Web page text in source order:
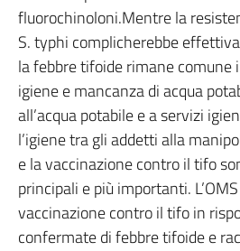
fluorochinoloni.Mentre la
S. typhi complicherebbe
la febbre tifoide rimane comune
igiene e mancanza di acqua
all’acqua potabile e a servizi
l’igiene tra gli addetti alla
e la vaccinazione contro il tifo
principali e più importanti.
vaccinazione contro il tifo in
confermate di febbre tifoide e